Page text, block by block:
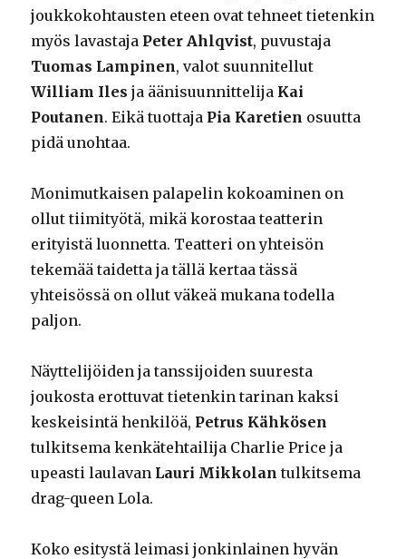
joukkokohtausten eteen ovat tehneet tietenkin
myös lavastaja Peter Ahlqvist, puvustaja
Tuomas Lampinen, valot suunnitellut
William Iles ja äänisuunnittelija Kai
Poutanen. Eikä tuottaja Pia Karetien osuutta
pidä unohtaa.
Monimutkaisen palapelin kokoaminen on
ollut tiimityötä, mikä korostaa teatterin
erityistä luonnetta. Teatteri on yhteisön
tekemää taidetta ja tällä kertaa tässä
yhteisössä on ollut väkeä mukana todella
paljon.
Näyttelijöiden ja tanssijoiden suuresta
joukosta erottuvat tietenkin tarinan kaksi
keskeisintä henkilöä, Petrus Kähkösen
tulkitsema kenkätehtailija Charlie Price ja
upeasti laulavan Lauri Mikkolan tulkitsema
drag-queen Lola.
Koko esitystä leimasi jonkinlainen hyvän